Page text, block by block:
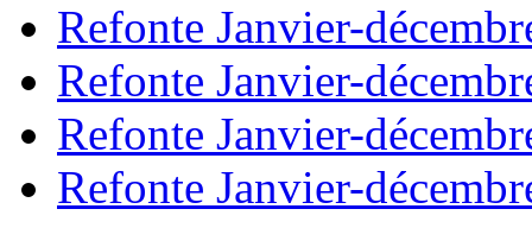
Refonte Janvier-
Refonte Janvier-
Refonte Janvier-
Refonte Janvier-